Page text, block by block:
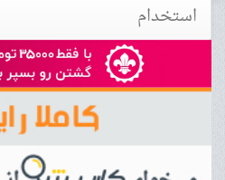
استخدام